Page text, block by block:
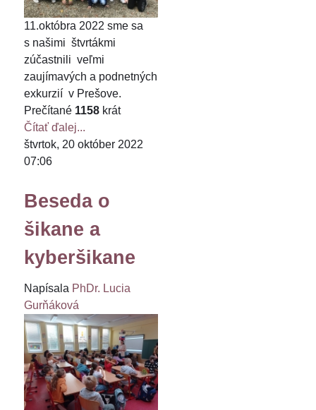
11.októbra 2022 sme sa
s našimi štvrtákmi
zúčastnili veľmi
zaujímavých a podnetných
exkurzií v Prešove.
Prečítané 1158 krát
Čítať ďalej...
štvrtok, 20 október 2022
07:06
Beseda o
šikane a
kyberšikane
Napísala PhDr. Lucia
Gurňáková